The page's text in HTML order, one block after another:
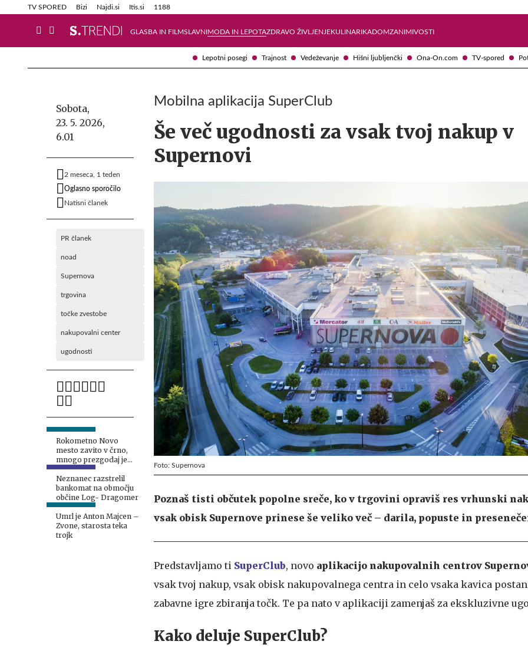
Lepotni posegi Trajnost Vedeževanje Hišni ljubljenčki Ona-On.com TV-spored
TV SPORED Bizi Najdi.si Itis.si 1188
GLASBA IN FILMSLAVNIMODA IN LEPOTAZDRAVO ŽIVLJENJEKULINARIKADOMZANIMIVOSTI
Info in obvestila Tehnik
Sobota,
23. 5. 2026,
6.01
2 meseca, 1 teden
Oglasno sporočilo
Natisni članek
PR članek
noad
Supernova
trgovina
točke zvestobe
nakupovalni center
ugodnosti
Rokometno Novo
mesto zavito v črno,
mnogo prezgodaj je
odšel Aljaž Kabur
Neznanec razstrelil
bankomat na območju
občine Log- Dragomer
Umrl je Anton Majcen –
Zvone, starosta teka
trojk
Mobilna aplikacija SuperClub
Še več ugodnosti za vsak tvoj nakup v
Supernovi
Foto: Supernova
Poznaš tisti občutek popolne sreče, ko v trgovini opraviš res vrhunski
vsak obisk Supernove prinese še veliko več – darila, popuste in
Predstavljamo ti SuperClub, novo aplikacijo nakupovalnih centrov
vsak tvoj nakup, vsak obisk nakupovalnega centra in celo vsaka kavica
zabavne igre zbiranja točk. Te pa nato v aplikaciji zamenjaš za ekskluzivne
Kako deluje SuperClub?